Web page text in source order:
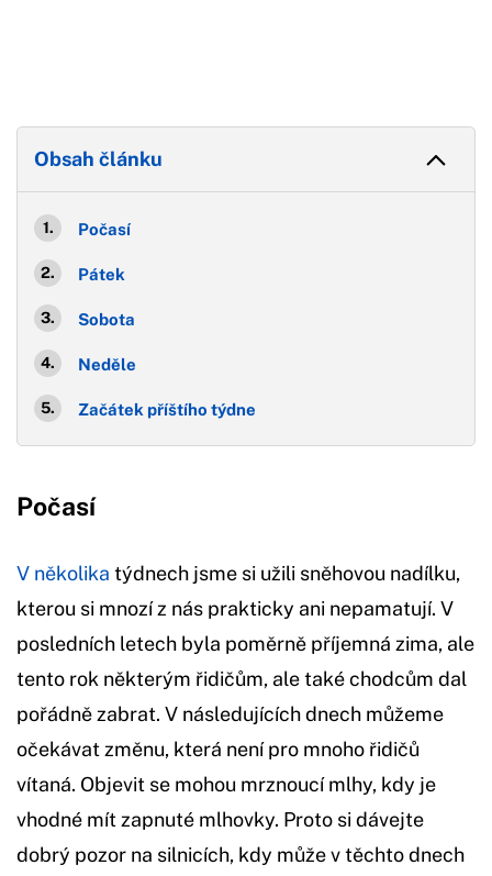
Obsah článku
Počasí
Pátek
Sobota
Neděle
Začátek příštího týdne
Počasí
V několika týdnech jsme si užili sněhovou nadílku,
kterou si mnozí z nás prakticky ani nepamatují. V
posledních letech byla poměrně příjemná zima, ale
tento rok některým řidičům, ale také chodcům dal
pořádně zabrat. V následujících dnech můžeme
očekávat změnu, která není pro mnoho řidičů
vítaná. Objevit se mohou mrznoucí mlhy, kdy je
vhodné mít zapnuté mlhovky. Proto si dávejte
dobrý pozor na silnicích, kdy může v těchto dnech